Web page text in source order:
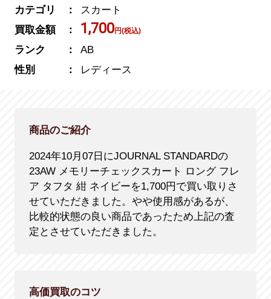
カテゴリ
スカート
買取金額
1,700円(税込)
ランク
AB
性別
レディース
商品のご紹介
2024年10月07日にJOURNAL STANDARDの
23AW メモリーチェックスカート ロング フレ
ア タフタ 紺 ネイビーを1,700円で買い取りさ
せていただきました。やや使用感があるが、
比較的状態の良い商品であったため上記の査
定とさせていただきました。
高価買取のコツ